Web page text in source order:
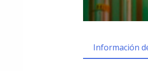
Información